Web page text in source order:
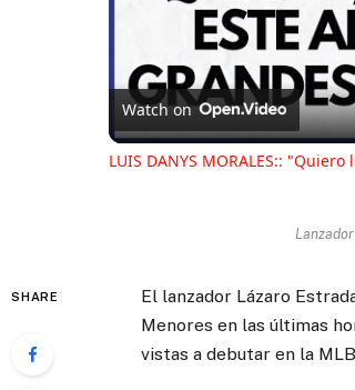
Watch on
LUIS DANYS MORALES::
SHARE
El lanzador Lázaro
Menores en las últimas
vistas a debutar en la